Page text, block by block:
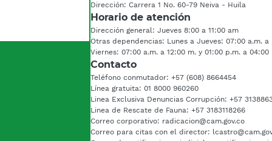
Dirección: Carrera 1 No. 60-79 Neiva - Huila
Horario de atención
Dirección general: Jueves 8:00 a 11:00 am
Otras dependencias: Lunes a Jueves: 07:00 a.m.
Viernes: 07:00 a.m. a 12:00 m. y 01:00 p.m. a 04:00
Contacto
Teléfono conmutador: +57 (608) 8664454
Línea gratuita: 01 8000 960260
Linea Exclusiva Denuncias Corrupción: +57
Linea de Rescate de Fauna: +57 3183118266
Correo corporativo: radicacion@cam.gov.co
Correo para citas con el director: